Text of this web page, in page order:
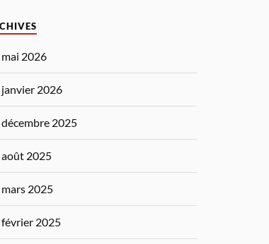
mai 2026
janvier 2026
décembre 2025
août 2025
mars 2025
février 2025